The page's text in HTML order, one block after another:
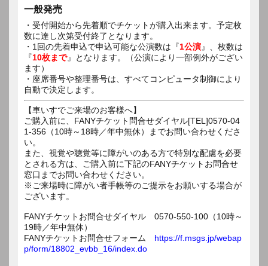
一般発売
・受付開始から先着順でチケットが購入出来ます。予定枚
数に達し次第受付終了となります。
・1回の先着申込で申込可能な公演数は『1公演』、枚数は
『10枚まで』となります。（公演により一部例外がござい
ます）
・座席番号や整理番号は、すべてコンピュータ制御により
自動で決定します。
【車いすでご来場のお客様へ】
ご購入前に、FANYチケット問合せダイヤル[TEL]0570-04
1-356（10時～18時／年中無休）までお問い合わせくださ
い。
また、視覚や聴覚等に障がいのある方で特別な配慮を必要
とされる方は、ご購入前に下記のFANYチケットお問合せ
窓口までお問い合わせください。
※ご来場時に障がい者手帳等のご提示をお願いする場合が
ございます。
FANYチケットお問合せダイヤル 0570-550-100（10時～
19時／年中無休）
FANYチケットお問合せフォーム https://f.msgs.jp/webap
p/form/18802_evbb_16/index.do